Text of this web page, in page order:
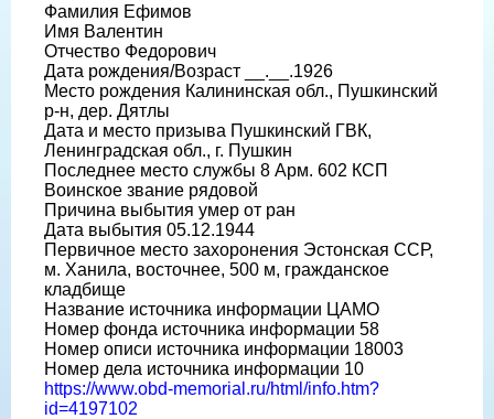
Фамилия Ефимов
Имя Валентин
Отчество Федорович
Дата рождения/Возраст __.__.1926
Место рождения Калининская обл., Пушкинский
р-н, дер. Дятлы
Дата и место призыва Пушкинский ГВК,
Ленинградская обл., г. Пушкин
Последнее место службы 8 Арм. 602 КСП
Воинское звание рядовой
Причина выбытия умер от ран
Дата выбытия 05.12.1944
Первичное место захоронения Эстонская ССР,
м. Ханила, восточнее, 500 м, гражданское
кладбище
Название источника информации ЦАМО
Номер фонда источника информации 58
Номер описи источника информации 18003
Номер дела источника информации 10
https://www.obd-memorial.ru/html/info.htm?
id=4197102